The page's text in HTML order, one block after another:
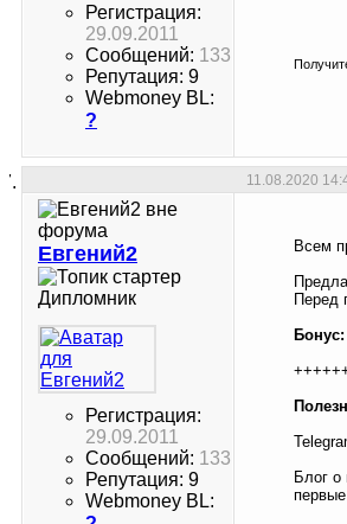
Регистрация:
29.09.2011
Сообщений: 133
Репутация: 9
Webmoney BL:
?
11.08.2020
Евгений2
Дипломник
Регистрация:
29.09.2011
Сообщений: 133
Репутация: 9
Webmoney BL:
Всем
Перед
Бонус:
Блог о
первые